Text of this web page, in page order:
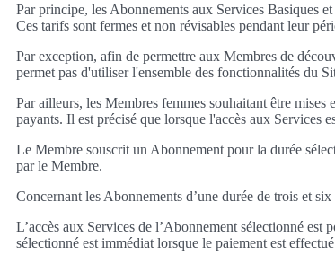
Par principe, les Abonnements aux Services Basiques
Ces tarifs sont fermes et non révisables pendant leur
Par exception, afin de permettre aux Membres de
permet pas d'utiliser l'ensemble des fonctionnalités du
Par ailleurs, les Membres femmes souhaitant être
payants. Il est précisé que lorsque l'accès aux Services
Le Membre souscrit un Abonnement pour la durée
par le Membre.
Concernant les Abonnements d’une durée de trois et
L’accès aux Services de l’Abonnement sélectionné
sélectionné est immédiat lorsque le paiement est